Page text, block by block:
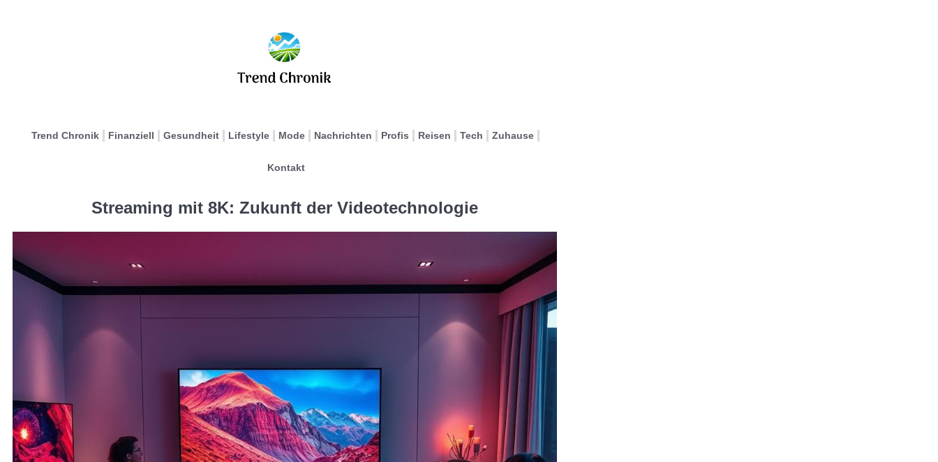
Trend Chronik Finanziell Gesundheit Lifestyle Mode Nachrichten Profis Reisen Tech Zuhause
Kontakt
Streaming mit 8K: Zukunft der Videotechnologie